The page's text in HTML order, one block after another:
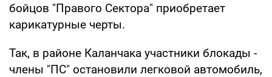
бойцов "Правого Сектора" приобретает
карикатурные черты.
Так, в районе Каланчака участники блокады -
члены "ПС" остановили легковой автомобиль,